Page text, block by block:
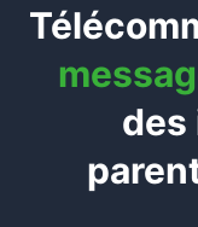
des